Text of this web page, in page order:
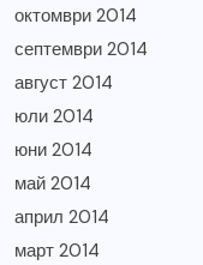
октомври 2014
септември 2014
август 2014
юли 2014
юни 2014
май 2014
април 2014
март 2014